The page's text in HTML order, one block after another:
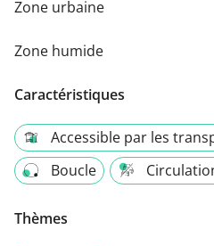
Zone urbaine
Zone humide
Caractéristiques
Accessible par les
Boucle
Thèmes